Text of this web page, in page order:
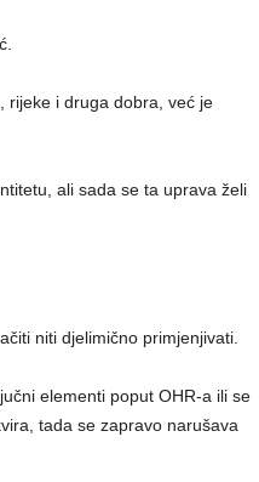
rijeke i druga dobra, već je
ali sada se ta uprava želi
niti djelimično primjenjivati.
elementi poput OHR-a ili se
tada se zapravo narušava